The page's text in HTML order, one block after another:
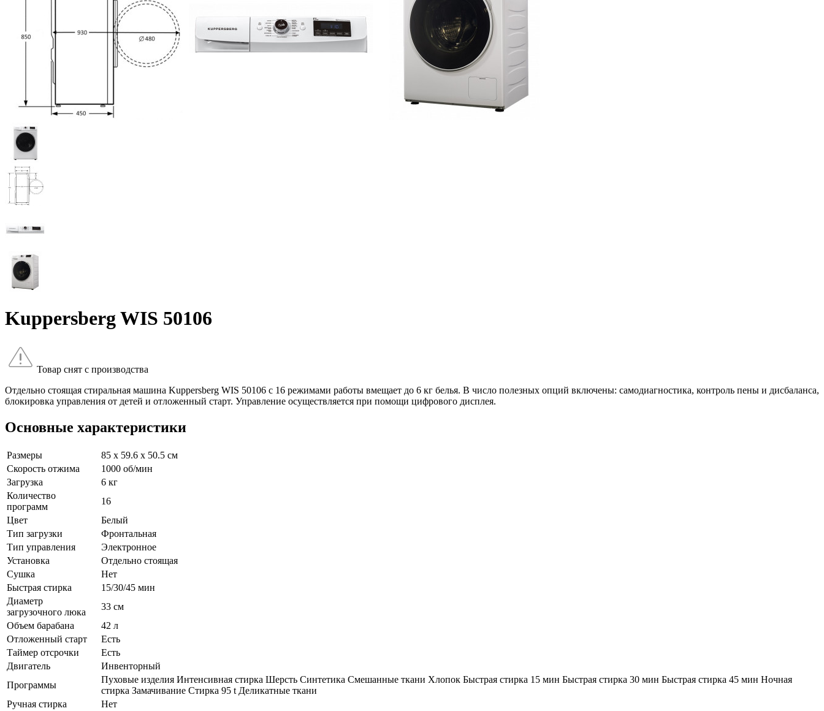
Kuppersberg WIS 50106
Товар снят с производства
Отдельно стоящая стиральная машина Kuppersberg WIS 50106 с 16 режимами работы вмещает до 6 кг белья. В число полезных опций включены: самодиагностика, контроль пены и дисбаланса,
блокировка управления от детей и отложенный старт. Управление осуществляется при помощи цифрового дисплея.
Основные характеристики
Размеры
85 х 59.6 х 50.5 см
Скорость отжима
1000 об/мин
Загрузка
6 кг
Количество
программ
16
Цвет
Белый
Тип загрузки
Фронтальная
Тип управления
Электронное
Установка
Отдельно стоящая
Сушка
Нет
Быстрая стирка
15/30/45 мин
Диаметр
загрузочного люка
33 см
Объем барабана
42 л
Отложенный старт
Есть
Таймер отсрочки
Есть
Двигатель
Инвенторный
Программы
Пуховые изделия Интенсивная стирка Шерсть Синтетика Смешанные ткани Хлопок Быстрая стирка 15 мин Быстрая стирка 30 мин Быстрая стирка 45 мин Ночная
стирка Замачивание Стирка 95 t Деликатные ткани
Ручная стирка
Нет